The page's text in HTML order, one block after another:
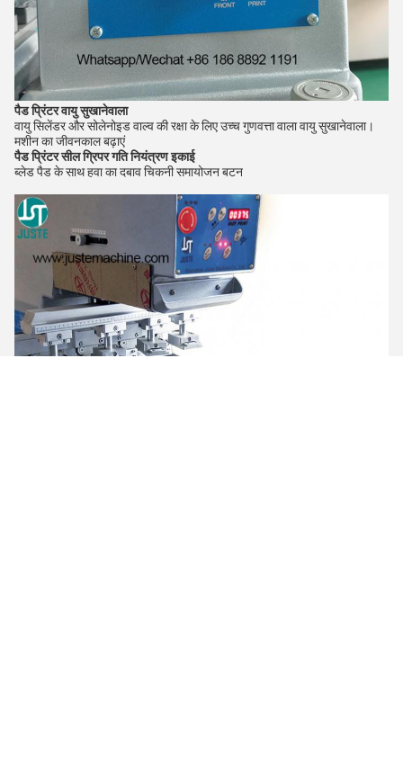
पैड प्रिंटरवायु सुखानेवाला
वायु सिलेंडर और सोलेनोइड वाल्व की रक्षा के लिए उच्च गुणवत्ता वाला वायु सुखानेवाला।
मशीन का जीवनकाल बढ़ाएं
पैड प्रिंटर सील ग्रिपरगति नियंत्रण इकाई
ब्लेड पैड के साथ हवा का दबाव चिकनी समायोजन बटन